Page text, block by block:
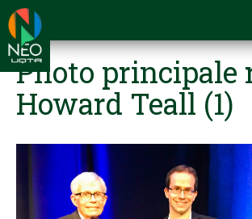
Photo principale
Howard Teall (1)